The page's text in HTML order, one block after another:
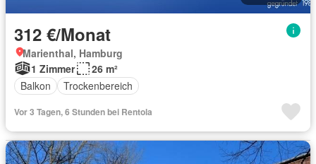
312 €/Monat
Marienthal, Hamburg
1 Zimmer
26 m²
Balkon
Trockenbereich
Vor 3 Tagen, 6 Stunden bei Rentola